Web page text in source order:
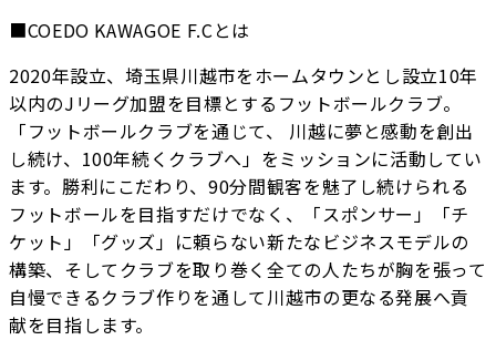
■COEDO KAWAGOE F.Cとは
2020年設立、埼玉県川越市をホームタウンとし設立10年
以内のJリーグ加盟を目標とするフットボールクラブ。
「フットボールクラブを通じて、 川越に夢と感動を創出
し続け、100年続くクラブへ」をミッションに活動してい
ます。勝利にこだわり、90分間観客を魅了し続けられる
フットボールを目指すだけでなく、「スポンサー」「チ
ケット」「グッズ」に頼らない新たなビジネスモデルの
構築、そしてクラブを取り巻く全ての人たちが胸を張って
自慢できるクラブ作りを通して川越市の更なる発展へ貢
献を目指します。